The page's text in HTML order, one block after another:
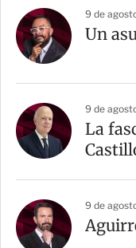
9 de
Un
9 de
La
9 de